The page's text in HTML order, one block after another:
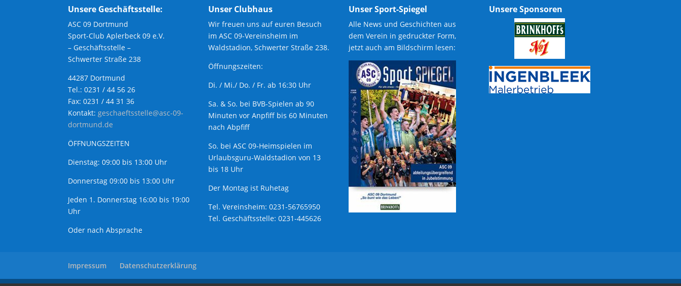
Unsere Geschäftsstelle:
ASC 09 Dortmund
Sport-Club Aplerbeck 09 e.V.
– Geschäftsstelle –
Schwerter Straße 238
44287 Dortmund
Tel.: 0231 / 44 56 26
Fax: 0231 / 44 31 36
Kontakt: geschaeftsstelle@asc-09-
dortmund.de
ÖFFNUNGSZEITEN
Dienstag: 09:00 bis 13:00 Uhr
Donnerstag 09:00 bis 13:00 Uhr
Jeden 1. Donnerstag 16:00 bis 19:00
Uhr
Oder nach Absprache
Unser Clubhaus
Wir freuen uns auf euren Besuch
im ASC 09-Vereinsheim im
Waldstadion, Schwerter Straße 238.
Öffnungszeiten:
Di. / Mi./ Do. / Fr. ab 16:30 Uhr
Sa. & So. bei BVB-Spielen ab 90
Minuten vor Anpfiff bis 60 Minuten
nach Abpfiff
So. bei ASC 09-Heimspielen im
Urlaubsguru-Waldstadion von 13
bis 18 Uhr
Der Montag ist Ruhetag
Tel. Vereinsheim: 0231-56765950
Tel. Geschäftsstelle: 0231-445626
Unser Sport-Spiegel
Alle News und Geschichten aus
dem Verein in gedruckter Form,
jetzt auch am Bildschirm lesen:
Unsere Sponsoren
Impressum Datenschutzerklärung